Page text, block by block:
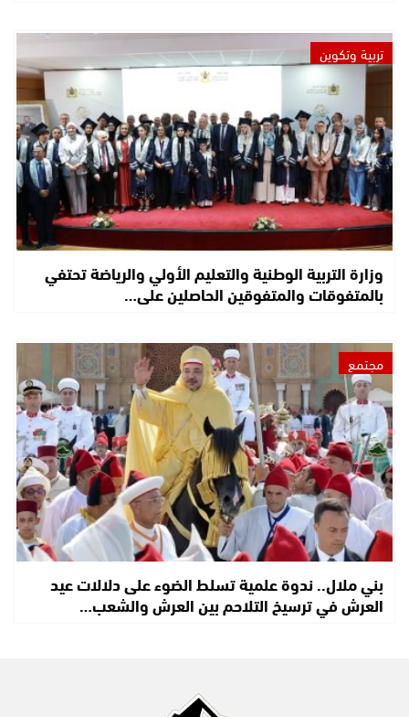
تربية وتكوين
وزارة التربية الوطنية والتعليم الأولي والرياضة تحتفي
بالمتفوقات والمتفوقين الحاصلين على…
مجتمع
بني ملال.. ندوة علمية تسلط الضوء على دلالات عيد
العرش في ترسيخ التلاحم بين العرش والشعب…